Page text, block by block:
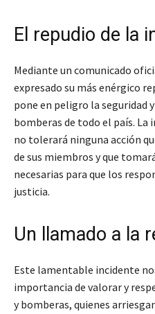
El repudio de la
Mediante un comunicado
expresado su más enérgico
pone en peligro la seguridad
bomberas de todo el país. La
no tolerará ninguna acción
de sus miembros y que
necesarias para que los
justicia.
Un llamado a la
Este lamentable incidente
importancia de valorar y
y bomberas, quienes